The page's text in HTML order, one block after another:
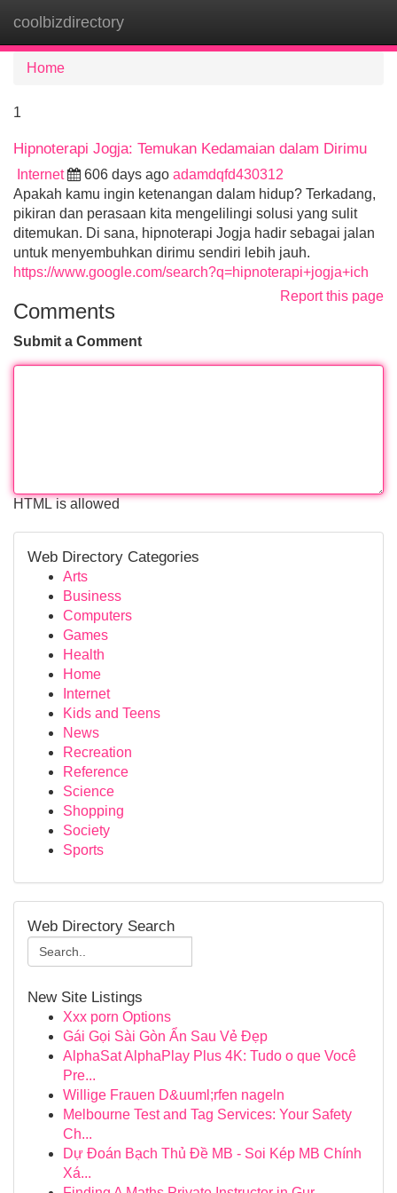
coolbizdirectory
Home
1
Hipnoterapi Jogja: Temukan Kedamaian dalam Dirimu
Internet 606 days ago adamdqfd430312
Apakah kamu ingin ketenangan dalam hidup? Terkadang,
pikiran dan perasaan kita mengelilingi solusi yang sulit
ditemukan. Di sana, hipnoterapi Jogja hadir sebagai jalan
untuk menyembuhkan dirimu sendiri lebih jauh.
https://www.google.com/search?q=hipnoterapi+jogja+ich
Report this page
Comments
Submit a Comment
HTML is allowed
Web Directory Categories
Arts
Business
Computers
Games
Health
Home
Internet
Kids and Teens
News
Recreation
Reference
Science
Shopping
Society
Sports
Web Directory Search
New Site Listings
Xxx porn Options
Gái Gọi Sài Gòn Ẩn Sau Vẻ Đẹp
AlphaSat AlphaPlay Plus 4K: Tudo o que Você
Pre...
Willige Frauen D&uuml;rfen nageln
Melbourne Test and Tag Services: Your Safety
Ch...
Dự Đoán Bạch Thủ Đề MB - Soi Kép MB Chính
Xá...